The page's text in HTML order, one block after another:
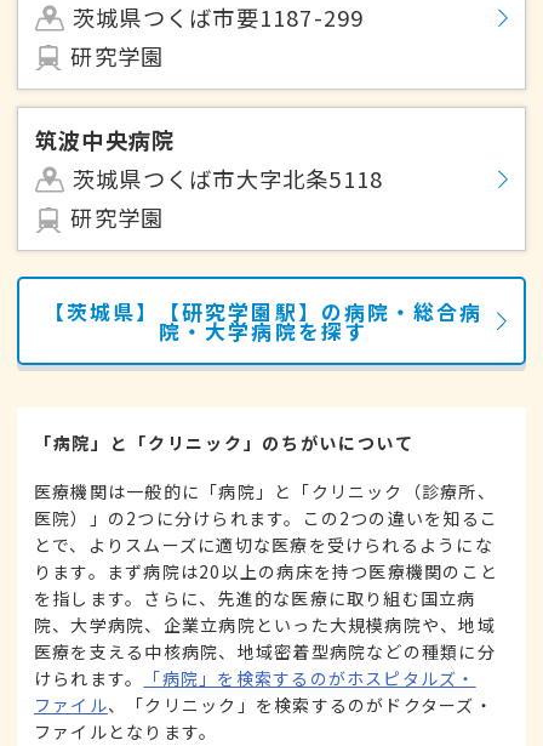
茨城県つくば市要1187-299
研究学園
筑波中央病院
茨城県つくば市大字北条5118
研究学園
【茨城県】【研究学園駅】の病院・総合病
院・大学病院を探す
「病院」と「クリニック」のちがいについて
医療機関は一般的に「病院」と「クリニック（診療所、
医院）」の2つに分けられます。この2つの違いを知るこ
とで、よりスムーズに適切な医療を受けられるようにな
ります。まず病院は20以上の病床を持つ医療機関のこと
を指します。さらに、先進的な医療に取り組む国立病
院、大学病院、企業立病院といった大規模病院や、地域
医療を支える中核病院、地域密着型病院などの種類に分
けられます。
「病院」を検索するのがホスピタルズ・
ファイル、「クリニック」を検索するのがドクターズ・
ファイルとなります。